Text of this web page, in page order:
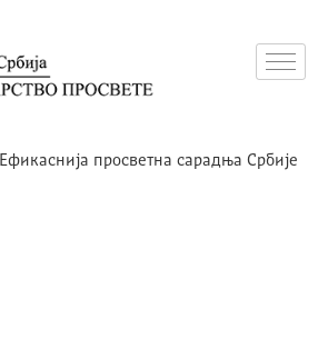
Ефикаснија просветна сарадња Србије